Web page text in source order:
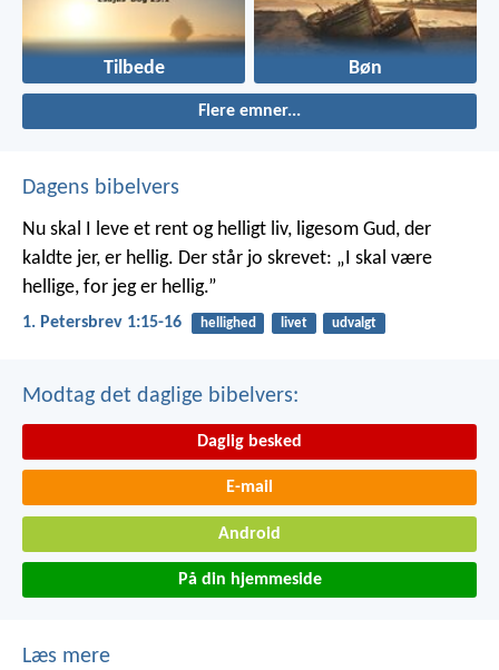
Tilbede Bøn
Flere emner...
Dagens bibelvers
Nu skal I leve et rent og helligt liv, ligesom Gud, der
kaldte jer, er hellig. Der står jo skrevet: „I skal være
hellige, for jeg er hellig.”
1. Petersbrev 1:15-16 hellighed livet udvalgt
Modtag det daglige bibelvers:
Daglig besked
E-mail
Android
På din hjemmeside
Læs mere